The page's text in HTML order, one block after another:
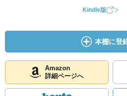
Kindle版
本棚に登
Amazon
詳細ページへ